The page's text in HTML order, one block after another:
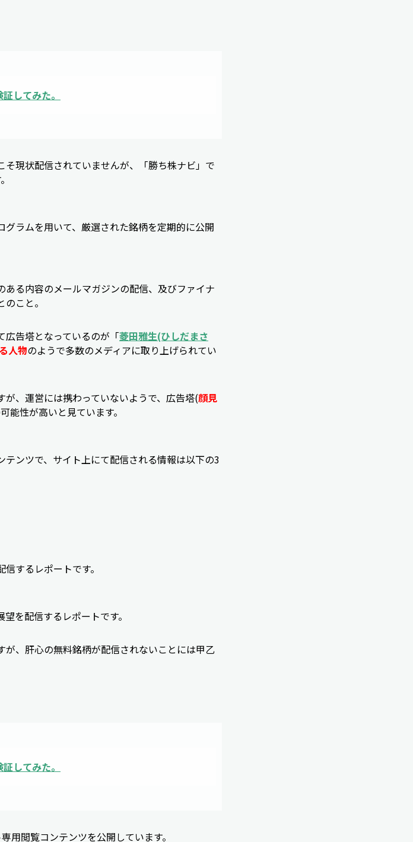
してみた。
現状配信されていませんが、「勝ち株ナビ」で
ラムを用いて、厳選された銘柄を定期的に公開
る内容のメールマガジンの配信、及びファイナ
こと。
広告塔となっているのが「菱田雅生(ひしだまさ
人物のようで多数のメディアに取り上げられてい
、運営には携わっていないようで、広告塔(顔見
能性が高いと見ています。
ンツで、サイト上にて配信される情報は以下の3
するレポートです。
を配信するレポートです。
、肝心の無料銘柄が配信されないことには甲乙
してみた。
用閲覧コンテンツを公開しています。